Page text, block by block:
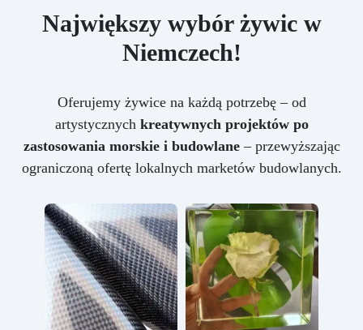
Największy wybór żywic w
Niemczech!
Oferujemy żywice na każdą potrzebę – od
artystycznych kreatywnych projektów po
zastosowania morskie i budowlane– przewyższając
ograniczoną ofertę lokalnych marketów budowlanych.